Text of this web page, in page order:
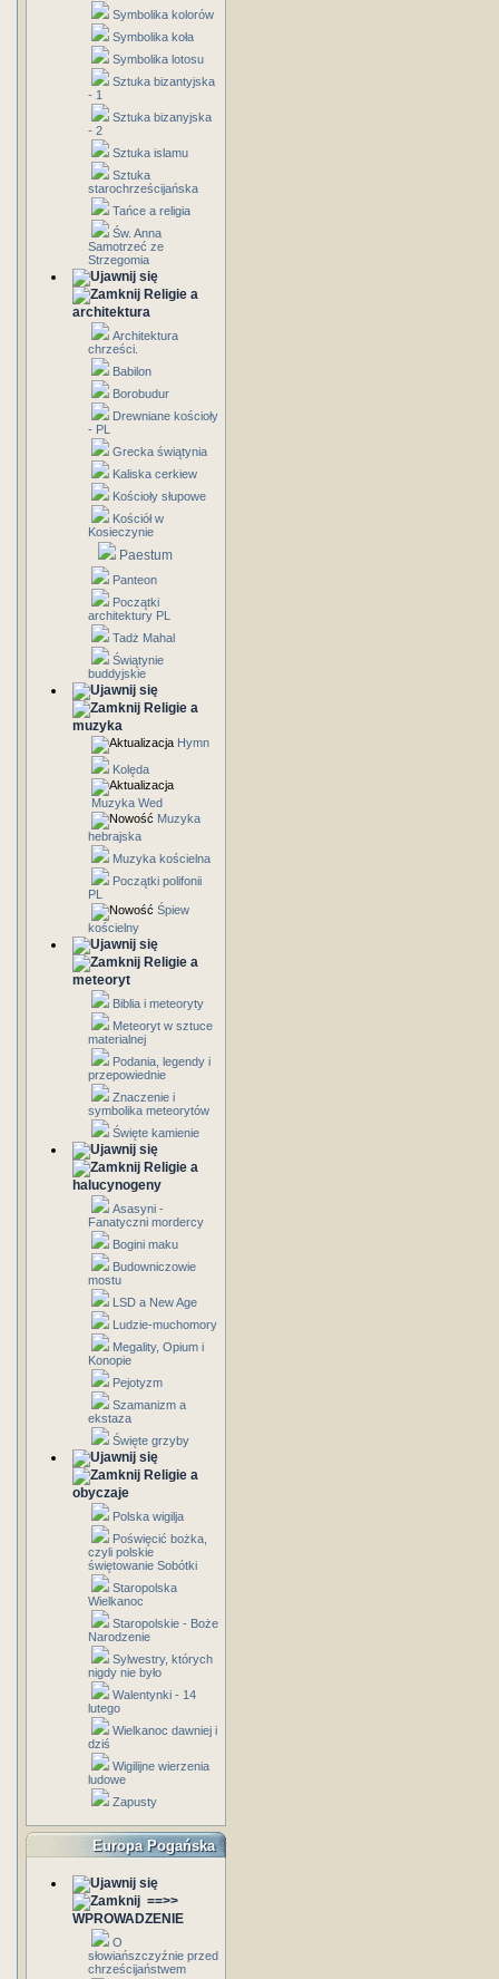
Symbolika kolorów
Symbolika koła
Symbolika lotosu
Sztuka bizantyjska
- 1
Sztuka bizanyjska
- 2
Sztuka islamu
Sztuka
starochrześcijańska
Tańce a religia
Św. Anna
Samotrzeć ze
Strzegomia
Religie a
architektura
Architektura
chrześci.
Babilon
Borobudur
Drewniane kościoły
- PL
Grecka świątynia
Kaliska cerkiew
Kościoły słupowe
Kościół w
Kosieczynie
Paestum
Panteon
Początki
architektury PL
Tadż Mahal
Świątynie
buddyjskie
Religie a
muzyka
Hymn
Kolęda
Muzyka Wed
Muzyka
hebrajska
Muzyka kościelna
Początki polifonii
PL
Śpiew
kościelny
Religie a
meteoryt
Biblia i meteoryty
Meteoryt w sztuce
materialnej
Podania, legendy i
przepowiednie
Znaczenie i
symbolika meteorytów
Święte kamienie
Religie a
halucynogeny
Asasyni -
Fanatyczni mordercy
Bogini maku
Budowniczowie
mostu
LSD a New Age
Ludzie-muchomory
Megality, Opium i
Konopie
Pejotyzm
Szamanizm a
ekstaza
Święte grzyby
Religie a
obyczaje
Polska wigilja
Poświęcić bożka,
czyli polskie
świętowanie Sobótki
Staropolska
Wielkanoc
Staropolskie - Boże
Narodzenie
Sylwestry, których
nigdy nie było
Walentynki - 14
lutego
Wielkanoc dawniej i
dziś
Wigilijne wierzenia
ludowe
Zapusty
Europa Pogańska
==>>
WPROWADZENIE
O
słowiańszczyźnie przed
chrześcijaństwem